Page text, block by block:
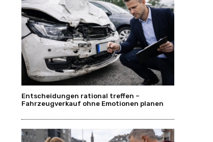
Entscheidungen rational treffen –
Fahrzeugverkauf ohne Emotionen planen